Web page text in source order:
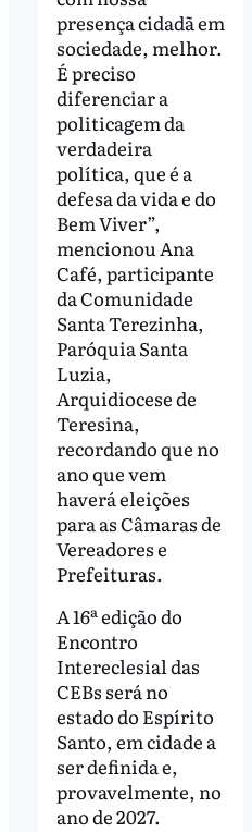
presença cidadã em
sociedade, melhor.
É preciso
diferenciar a
politicagem da
verdadeira
política, que é a
defesa da vida e do
Bem Viver”,
mencionou Ana
Café, participante
da Comunidade
Santa Terezinha,
Paróquia Santa
Luzia,
Arquidiocese de
Teresina,
recordando que no
ano que vem
haverá eleições
para as Câmaras de
Vereadores e
Prefeituras.
A 16ª edição do
Encontro
Intereclesial das
CEBs será no
estado do Espírito
Santo, em cidade a
ser definida e,
provavelmente, no
ano de 2027.